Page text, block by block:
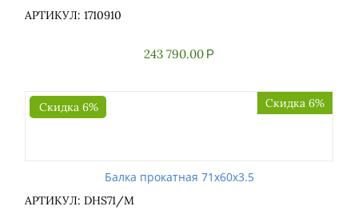
АРТИКУЛ: 1710910
243 790.00 Р
Скидка 6% Скидка 6%
Балка прокатная 71x60x3.5
АРТИКУЛ: DHS71/M